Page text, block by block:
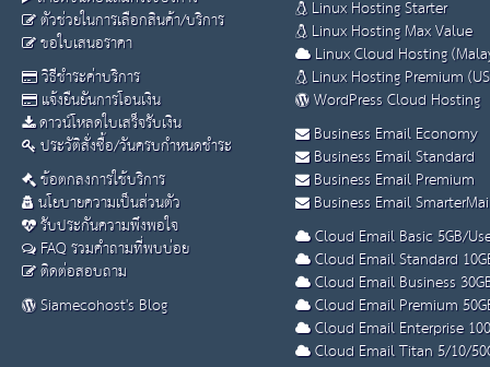
ตัวช่วยในการเลือกสินค้า/บริการ
ขอใบเสนอราคา
วิธีชำระค่าบริการ
แจ้งยืนยันการโอนเงิน
ดาวน์โหลดใบเสร็จรับเงิน
ประวัติสั่งซื้อ/วันครบกำหนดชำระ
ข้อตกลงการใช้บริการ
นโยบายความเป็นส่วนตัว
รับประกันความพึงพอใจ
FAQ รวมคำถามที่พบบ่อย
ติดต่อสอบถาม
Siamecohost's Blog
Linux Hosting Starter
Linux Hosting Max Value
Linux Cloud Hosting
Linux Hosting Premium
WordPress Cloud Hosting
Business Email Economy
Business Email Standard
Business Email Premium
Business Email
Cloud Email Basic 5GB/
Cloud Email Standard
Cloud Email Business
Cloud Email Premium
Cloud Email Enterprise
Cloud Email Titan 5/10/